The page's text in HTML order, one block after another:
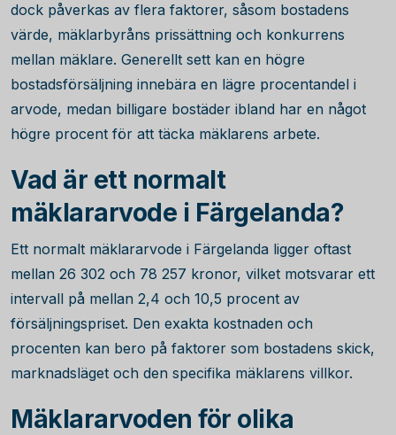
dock påverkas av flera faktorer, såsom bostadens
värde, mäklarbyråns prissättning och konkurrens
mellan mäklare. Generellt sett kan en högre
bostadsförsäljning innebära en lägre procentandel i
arvode, medan billigare bostäder ibland har en något
högre procent för att täcka mäklarens arbete.
Vad är ett normalt
mäklararvode i Färgelanda?
Ett normalt mäklararvode i Färgelanda ligger oftast
mellan 26 302 och 78 257 kronor, vilket motsvarar ett
intervall på mellan 2,4 och 10,5 procent av
försäljningspriset. Den exakta kostnaden och
procenten kan bero på faktorer som bostadens skick,
marknadsläget och den specifika mäklarens villkor.
Mäklararvoden för olika